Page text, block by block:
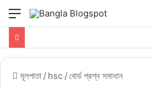
মেনু
মূলপাতা / hsc /বোর্ড প্রশ্ন সমাধান